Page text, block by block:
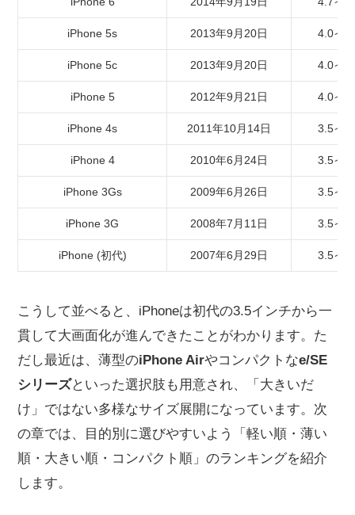
iPhone 5s 2013年9月20日 4.0イ
iPhone 5c 2013年9月20日 4.0イ
iPhone 5 2012年9月21日 4.0イ
iPhone 4s 2011年10月14日 3.5イ
iPhone 4 2010年6月24日 3.5イ
iPhone 3Gs 2009年6月26日 3.5イ
iPhone 3G 2008年7月11日 3.5イ
iPhone (初代) 2007年6月29日 3.5イ
こうして並べると、iPhoneは初代の3.5インチから一
貫して大画面化が進んできたことがわかります。た
だし最近は、薄型のiPhone Airやコンパクトなe/SE
シリーズといった選択肢も用意され、「大きいだ
け」ではない多様なサイズ展開になっています。次
の章では、目的別に選びやすいよう「軽い順・薄い
順・大きい順・コンパクト順」のランキングを紹介
します。